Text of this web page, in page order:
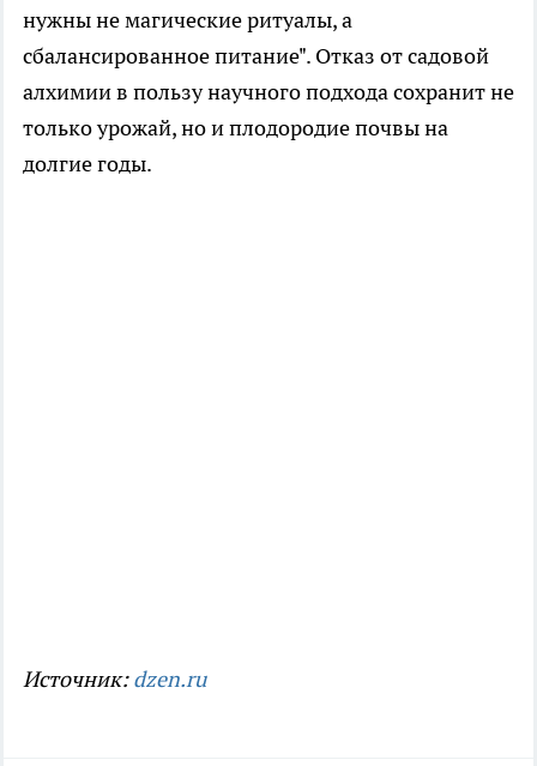
нужны не магические ритуалы, а
сбалансированное питание". Отказ от садовой
алхимии в пользу научного подхода сохранит не
только урожай, но и плодородие почвы на
долгие годы.
Источник:dzen.ru